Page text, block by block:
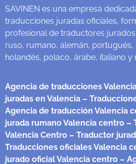
SAVINEN es una empresa
traducciones juradas oficiales,
profesional de traductores
ruso, rumano, alemán, portugués,
holandés, polaco, árabe, italiano
Agencia de traducciones
juradas en Valencia –
Agencia de traducción Valencia
jurada rumano Valencia centro –
Valencia Centro – Traductor
Traducciones oficiales Valencia
jurado oficial Valencia centro –